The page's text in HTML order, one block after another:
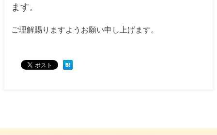
ます。
ご理解賜りますようお願い申し上げます。